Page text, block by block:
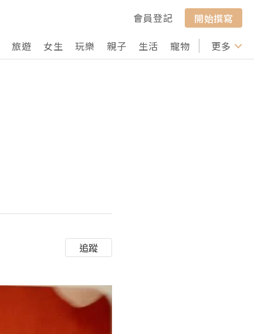
會員登記
開始撰寫
旅遊 女生 玩樂 親子 生活 寵物 行山 打卡
更多
追蹤